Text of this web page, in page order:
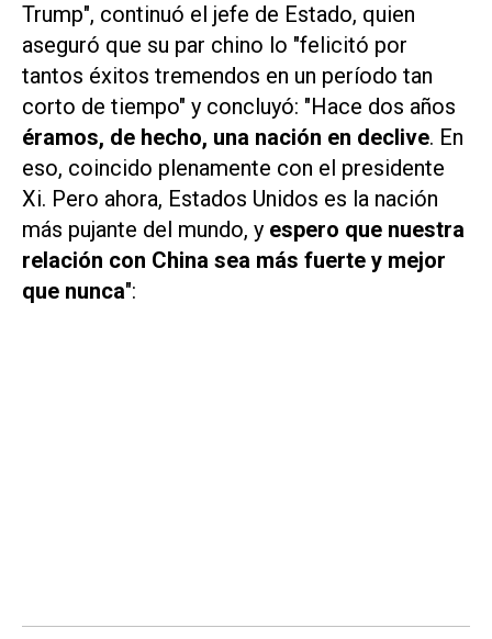
Trump", continuó el jefe de Estado, quien
aseguró que su par chino lo "felicitó por
tantos éxitos tremendos en un período tan
corto de tiempo" y concluyó: "Hace dos años
éramos, de hecho, una nación en declive. En
eso, coincido plenamente con el presidente
Xi. Pero ahora, Estados Unidos es la nación
más pujante del mundo, y espero que nuestra
relación con China sea más fuerte y mejor
que nunca":